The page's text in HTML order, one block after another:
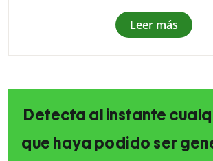
Leer más
Detecta al instante
que haya podido ser